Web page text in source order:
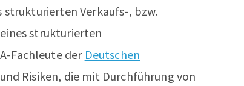
strukturierten Verkaufs-, bzw.
strukturierten
Fachleute der Deutschen
Risiken, die mit Durchführung von